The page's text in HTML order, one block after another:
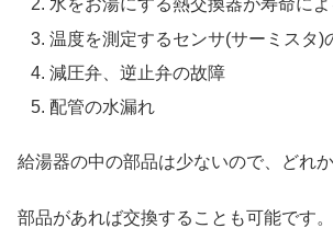
水をお湯にする熱交換器が寿命に
温度を測定するセンサ(サーミスタ)
減圧弁、逆止弁の故障
配管の水漏れ
給湯器の中の部品は少ないので、どれか
部品があれば交換することも可能です。